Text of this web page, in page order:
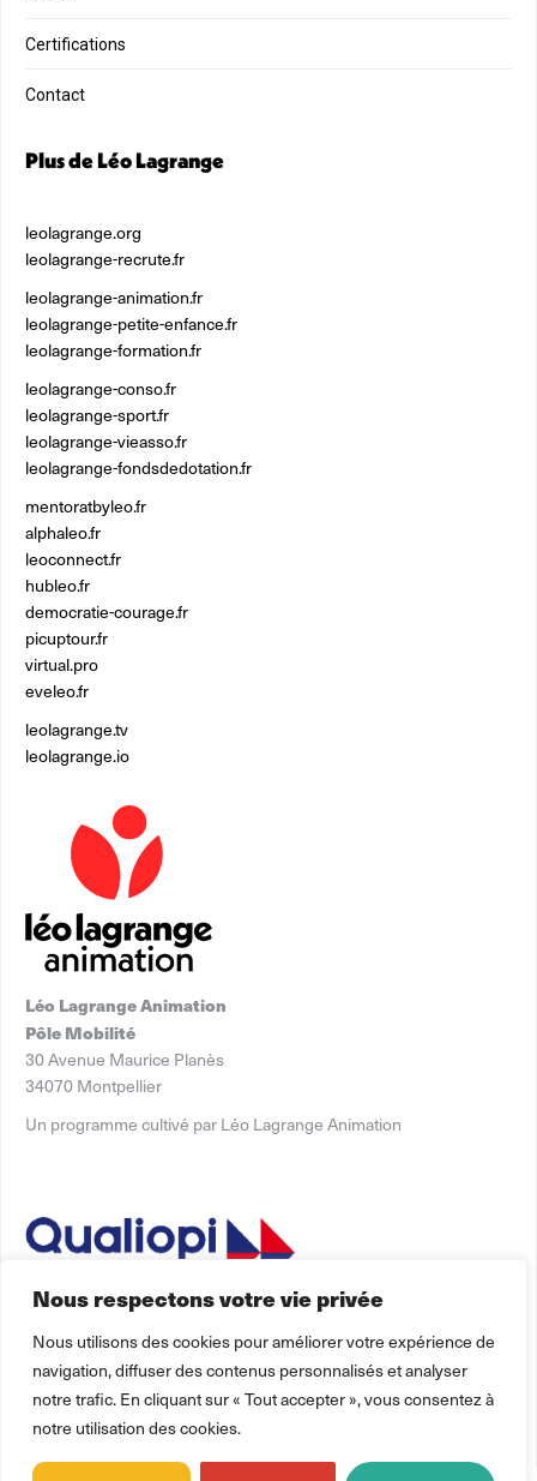
Nous respectons votre vie privée
Nous utilisons des cookies pour améliorer votre expérience de
navigation, diffuser des contenus personnalisés et analyser
notre trafic. En cliquant sur « Tout accepter », vous consentez à
notre utilisation des cookies.
Certifications
Contact
Plus de Léo Lagrange
leolagrange.org
leolagrange-recrute.fr
leolagrange-animation.fr
leolagrange-petite-enfance.fr
leolagrange-formation.fr
leolagrange-conso.fr
leolagrange-sport.fr
leolagrange-vieasso.fr
leolagrange-fondsdedotation.fr
mentoratbyleo.fr
alphaleo.fr
leoconnect.fr
hubleo.fr
democratie-courage.fr
picuptour.fr
virtual.pro
eveleo.fr
leolagrange.tv
leolagrange.io
Léo Lagrange Animation
Pôle Mobilité
30 Avenue Maurice Planès
34070 Montpellier
Un programme cultivé par Léo Lagrange Animation
La certification qualité a été délivrée au titre des catégories
d’actions :actions de formation.